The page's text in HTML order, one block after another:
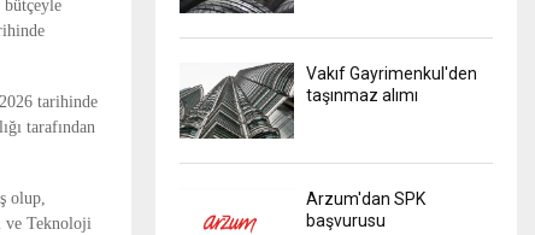
tarihinde
tarafından
olup,
ve Teknoloji
Vakıf Gayrimenkul'den
taşınmaz alımı
Arzum'dan SPK
başvurusu